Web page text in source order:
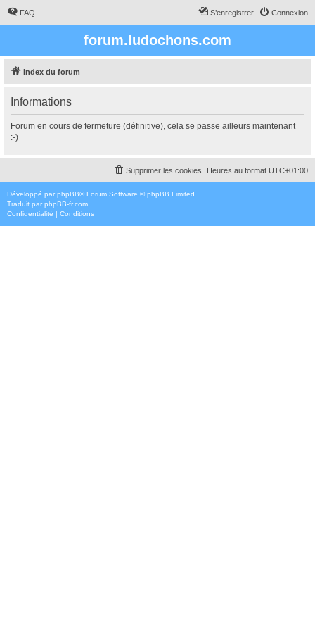
FAQ Connexion
S’enregistrer
forum.ludochons.com
Index du forum
Informations
Forum en cours de fermeture (définitive), cela se passe ailleurs maintenant
:-)
Heures au format UTC+01:00
Supprimer les cookies
Développé par phpBB® Forum Software © phpBB Limited
Traduit par phpBB-fr.com
Confidentialité | Conditions